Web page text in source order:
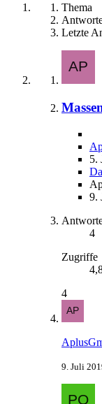
Thema
Letzte
5.
9.
4
Zugriffe
4
9. Juli